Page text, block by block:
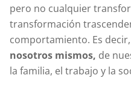
pero no cualquier
transformación
comportamiento. Es
nosotros mismos, de
la familia, el trabajo y la